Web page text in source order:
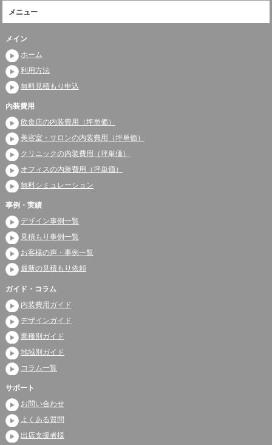
メニュー
メイン
ホーム
利用方法
無料見積もり申込
内装費用
飲食店の内装費用（坪単価）
美容室・サロンの内装費用（坪単価）
クリニックの内装費用（坪単価）
オフィスの内装費用（坪単価）
無料シミュレーション
事例・実績
デザイン事例一覧
見積もり事例一覧
お客様の声・事例一覧
最新の見積もり依頼
ガイド・コラム
内装費用ガイド
デザインガイド
業種別ガイド
地域別ガイド
コラム一覧
サポート
お問い合わせ
よくある質問
出店支援者様